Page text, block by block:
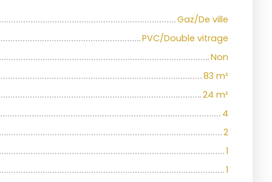
Gaz/De ville
PVC/Double vitrage
Non
83 m²
24 m²
4
2
1
1